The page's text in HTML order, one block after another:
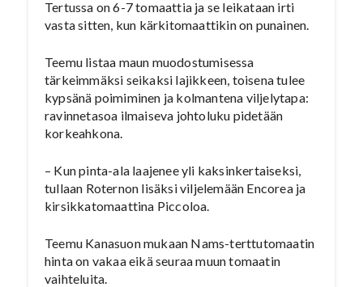
Tertussa on 6-7 tomaattia ja se leikataan irti
vasta sitten, kun kärkitomaattikin on punainen.
Teemu listaa maun muodostumisessa
tärkeimmäksi seikaksi lajikkeen, toisena tulee
kypsänä poimiminen ja kolmantena viljelytapa:
ravinnetasoa ilmaiseva johtoluku pidetään
korkeahkona.
– Kun pinta-ala laajenee yli kaksinkertaiseksi,
tullaan Roternon lisäksi viljelemään Encorea ja
kirsikkatomaattina Piccoloa.
Teemu Kanasuon mukaan Nams-terttutomaatin
hinta on vakaa eikä seuraa muun tomaatin
vaihteluita.